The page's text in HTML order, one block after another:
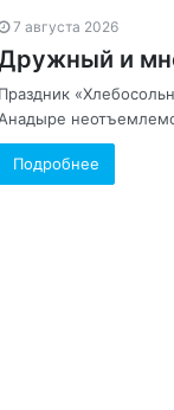
7 августа 2026
и
Праздник
Анадыре
Подробнее